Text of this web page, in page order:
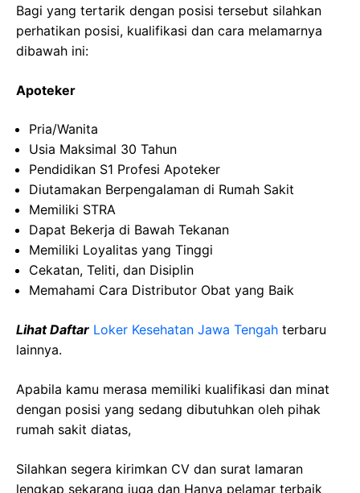
Bagi yang tertarik dengan posisi tersebut silahkan
perhatikan posisi, kualifikasi dan cara melamarnya
dibawah ini:
Apoteker
Pria/Wanita
Usia Maksimal 30 Tahun
Pendidikan S1 Profesi Apoteker
Diutamakan Berpengalaman di Rumah Sakit
Memiliki STRA
Dapat Bekerja di Bawah Tekanan
Memiliki Loyalitas yang Tinggi
Cekatan, Teliti, dan Disiplin
Memahami Cara Distributor Obat yang Baik
Lihat Daftar Loker Kesehatan Jawa Tengah terbaru
lainnya.
Apabila kamu merasa memiliki kualifikasi dan minat
dengan posisi yang sedang dibutuhkan oleh pihak
rumah sakit diatas,
Silahkan segera kirimkan CV dan surat lamaran
lengkap sekarang juga dan Hanya pelamar terbaik